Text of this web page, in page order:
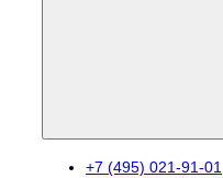
+7 (495) 021-91-01